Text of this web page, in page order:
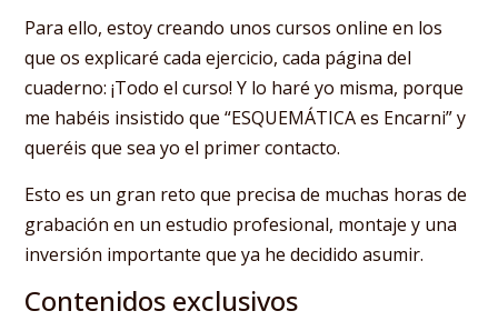
Para ello, estoy creando unos cursos online en los
que os explicaré cada ejercicio, cada página del
cuaderno: ¡Todo el curso! Y lo haré yo misma, porque
me habéis insistido que “ESQUEMÁTICA es Encarni” y
queréis que sea yo el primer contacto.
Esto es un gran reto que precisa de muchas horas de
grabación en un estudio profesional, montaje y una
inversión importante que ya he decidido asumir.
Contenidos exclusivos